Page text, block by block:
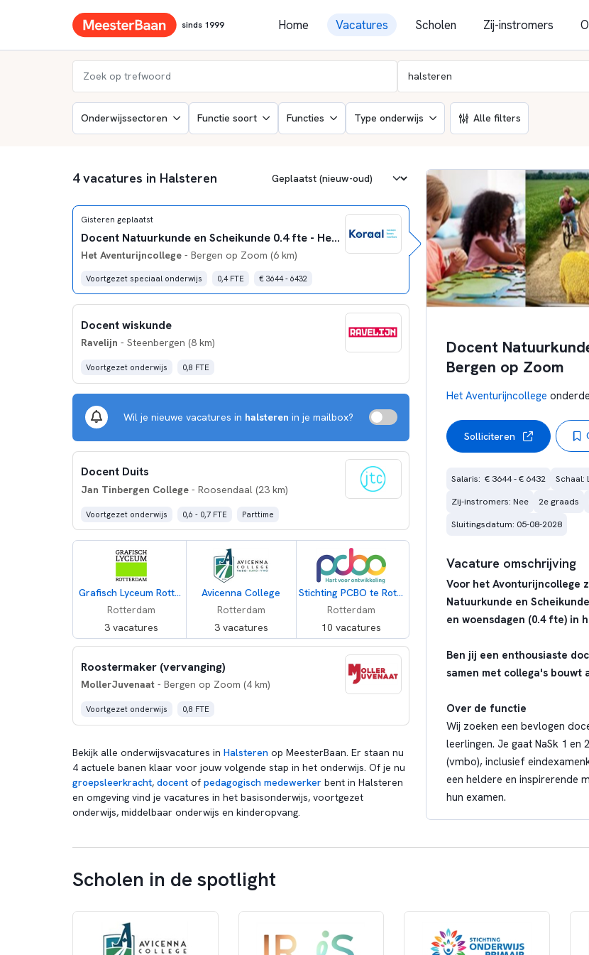
sinds 1999 Home Vacatures Scholen Zij-instromers
Onderwijssectoren Functie soort Functies Type onderwijs Alle filters
4 vacatures in Halsteren
Gisteren geplaatst
Docent Natuurkunde en Scheikunde 0.4 fte - Het Aventurijncollege Bergen op Zoom
Het Aventurijncollege- Bergen op Zoom (6 km)
Voortgezet speciaal onderwijs 0,4 FTE € 3644 - 6432
Docent wiskunde
Ravelijn - Steenbergen (8 km)
Voortgezet onderwijs 0,8 FTE
Wil je nieuwe vacatures in halsteren in je mailbox?
Docent Duits
Jan Tinbergen College- Roosendaal (23 km)
Voortgezet onderwijs 0,6 - 0,7 FTE Parttime
Grafisch Lyceum Rotterdam
Rotterdam
3 vacatures
Avicenna College
Rotterdam
3 vacatures
Stichting PCBO te Rotterdam-Zuid
Rotterdam
10 vacatures
Roostermaker (vervanging)
MollerJuvenaat- Bergen op Zoom (4 km)
Voortgezet onderwijs 0,8 FTE
Bekijk alle onderwijsvacatures in Halsteren op MeesterBaan. Er staan nu
4 actuele banen klaar voor jouw volgende stap in het onderwijs. Of je nu
groepsleerkracht, docent of pedagogisch medewerker bent in Halsteren
en omgeving vind je vacatures in het basisonderwijs, voortgezet
onderwijs, middelbaar onderwijs en kinderopvang.
Scholen in de spotlight
Docent
Bergen op Zoom
Het Aventurijncollege
Solliciteren
Salaris:  € 3644 - € 6432 Schaal:
Zij-instromers: Nee
2e graads
Sluitingsdatum: 05-08-2028
Vacature omschrijving
Voor het Avonturijncollege
Natuurkunde en
en woensdagen (0.4 fte) in
Ben jij een enthousiaste
samen met collega's bouwt
Over de functie
Wij zoeken een bevlogen
leerlingen. Je gaat NaSk 1
(vmbo), inclusief
een heldere en inspirerende
hun examen.
Wij zoeken een docent die
iedere leerling. Je draagt bij
vaardig in het